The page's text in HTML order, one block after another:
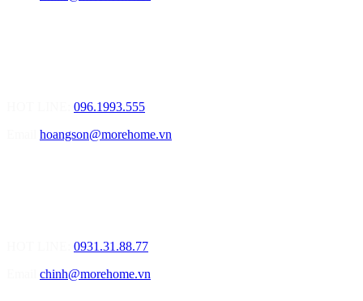
096.1993.555
hoangson@morehome.vn
0931.31.88.77
chinh@morehome.vn